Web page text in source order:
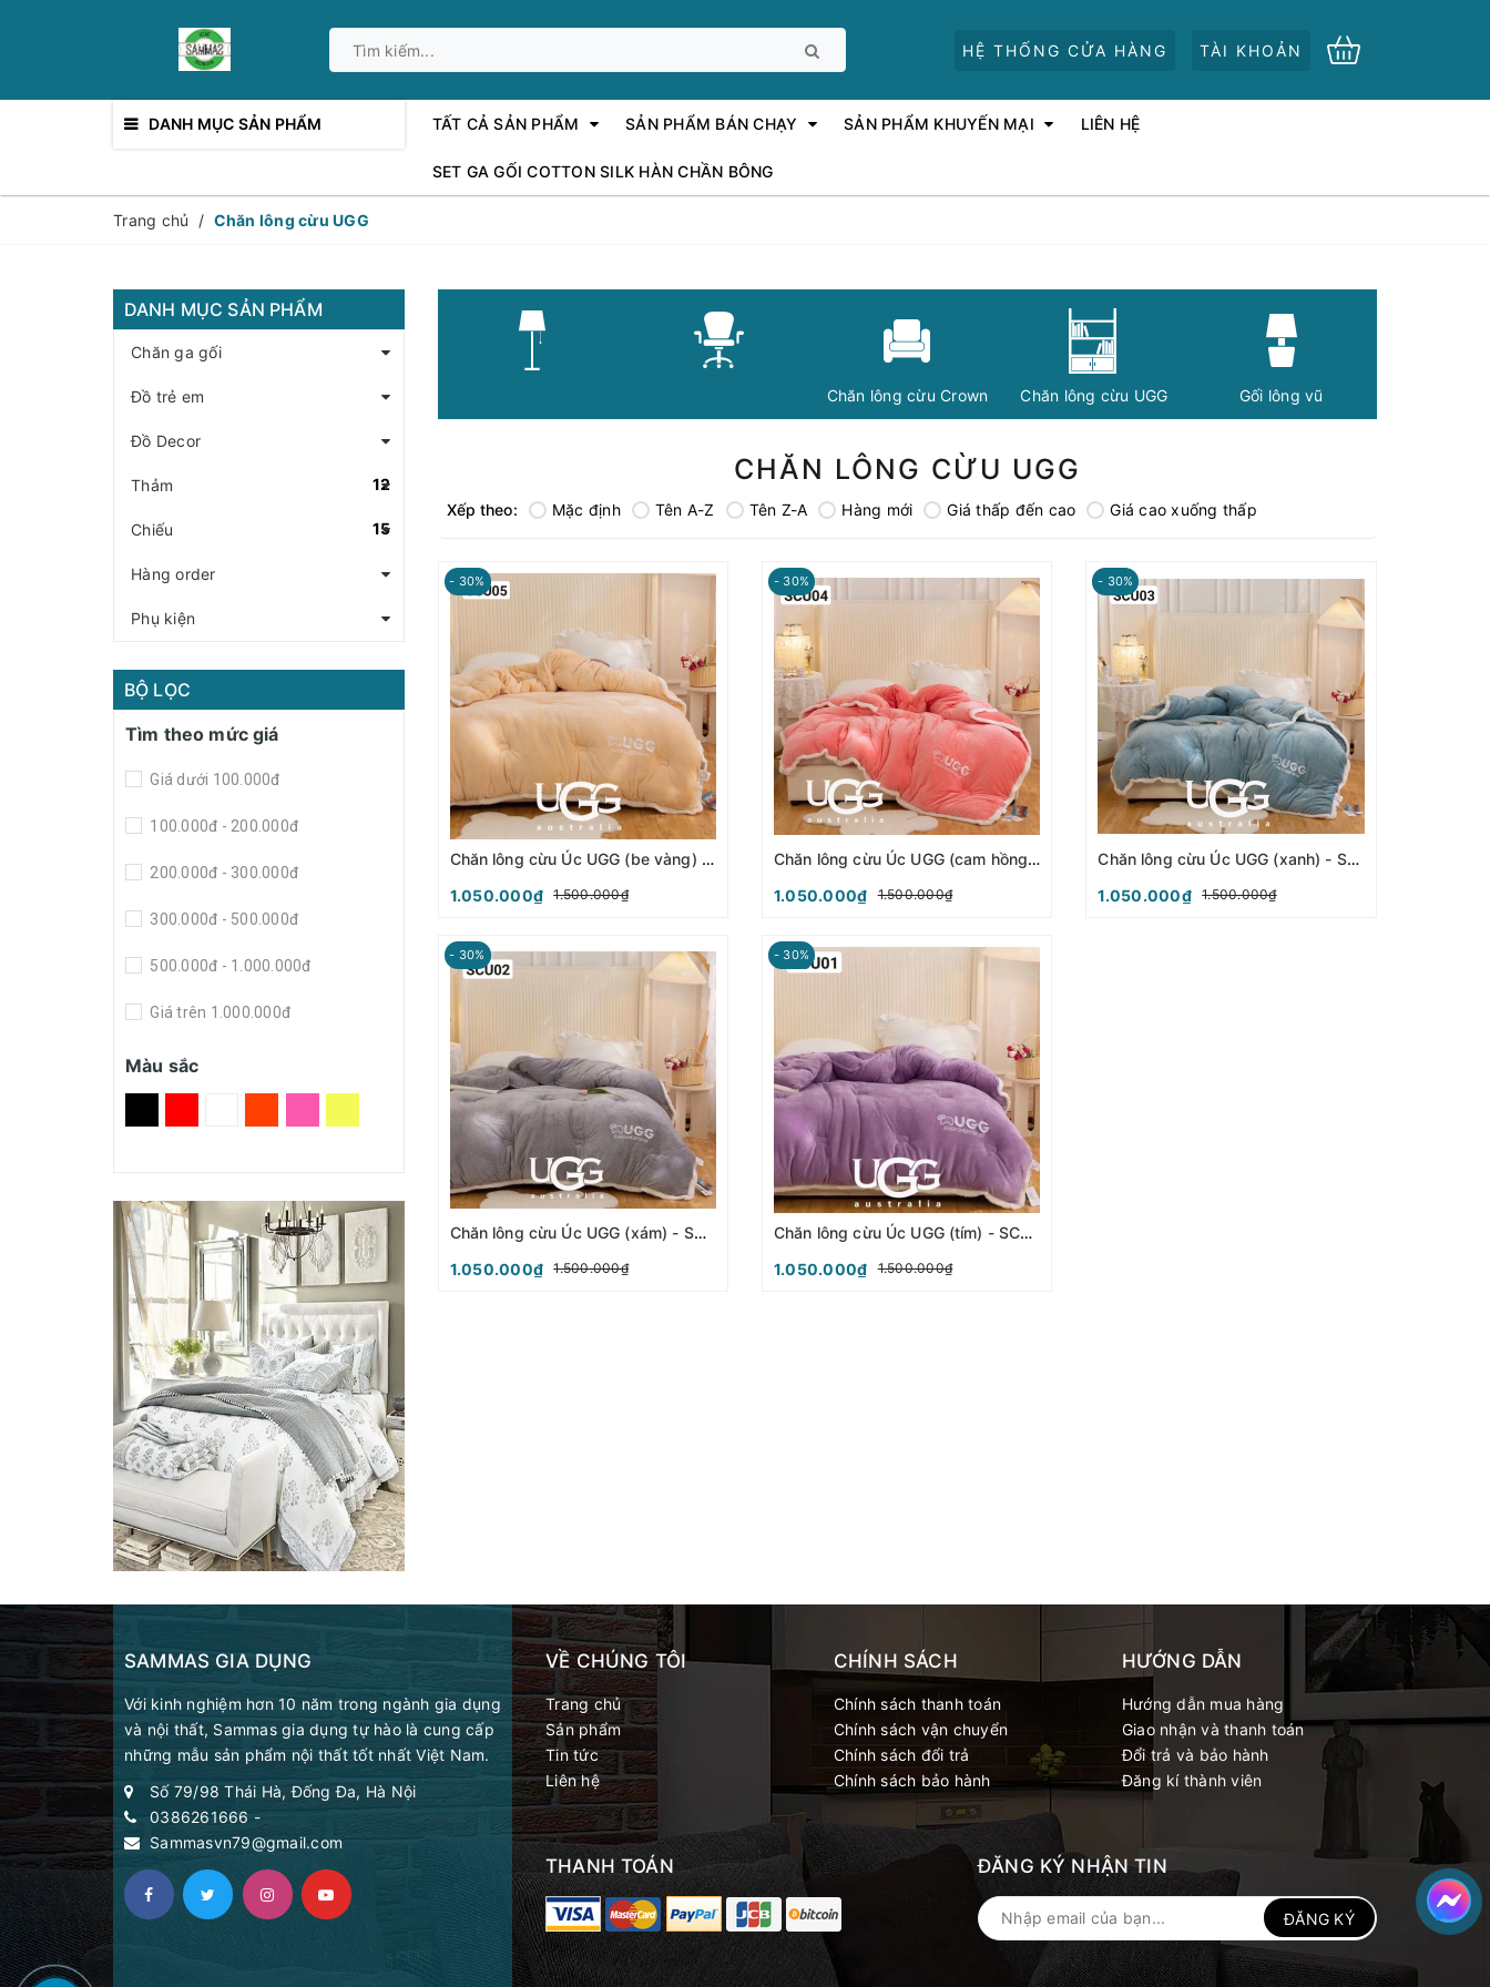
HỆ THỐNG CỬA HÀNG TÀI KHOẢN
DANH MỤC SẢN PHẨM TẤT CẢ SẢN PHẨM SẢN PHẨM BÁN CHẠY SẢN PHẨM KHUYẾN MẠI LIÊN HỆ
SET GA GỐI COTTON SILK HÀN CHẦN BÔNG
Trang chủ / Chăn lông cừu UGG
Chăn lông cừu Crown Chăn lông cừu UGG Gối lông vũ
CHĂN LÔNG CỪU UGG
Xếp theo: Mặc định Tên A-Z Tên Z-A Hàng mới Giá thấp đến cao Giá cao xuống thấp
- 30%
Chăn lông cừu Úc UGG (be vàng) - SCU05
1.050.000₫
1.500.000₫
- 30%
Chăn lông cừu Úc UGG (cam hồng) - SCU04
1.050.000₫
1.500.000₫
- 30%
Chăn lông cừu Úc UGG (xanh) - SCU03
1.050.000₫
1.500.000₫
- 30%
Chăn lông cừu Úc UGG (xám) - SCU02
1.050.000₫
1.500.000₫
- 30%
Chăn lông cừu Úc UGG (tím) - SCU01
1.050.000₫
1.500.000₫
DANH MỤC SẢN PHẨM
Chăn ga gối
Đồ trẻ em
Đồ Decor
Thảm 12
Chiếu 15
Hàng order
Phụ kiện
BỘ LỌC
Tìm theo mức giá
Giá dưới 100.000đ
100.000đ - 200.000đ
200.000đ - 300.000đ
300.000đ - 500.000đ
500.000đ - 1.000.000đ
Giá trên 1.000.000đ
Màu sắc
SAMMAS GIA DỤNG
Với kinh nghiệm hơn 10 năm trong ngành gia dụng
và nội thất, Sammas gia dụng tự hào là cung cấp
những mẫu sản phẩm nội thất tốt nhất Việt Nam.
Số 79/98 Thái Hà, Đống Đa, Hà Nội
0386261666 -
Sammasvn79@gmail.com
VỀ CHÚNG TÔI
Trang chủ
Sản phẩm
Tin tức
Liên hệ
CHÍNH SÁCH
Chính sách thanh toán
Chính sách vận chuyển
Chính sách đổi trả
Chính sách bảo hành
HƯỚNG DẪN
Hướng dẫn mua hàng
Giao nhận và thanh toán
Đổi trả và bảo hành
Đăng kí thành viên
THANH TOÁN ĐĂNG KÝ NHẬN TIN
ĐĂNG KÝ